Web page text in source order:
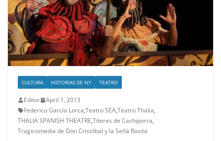
CULTURA HISTORIAS DE NY TEATRO
Editor
April 1, 2013
Federico García Lorca,Teatro SEA,Teatro Thalia,
THALIA SPANISH THEATRE,Títeres de Cachiporra,
Tragicomedia de Don Cristóbal y la Señá Rosita